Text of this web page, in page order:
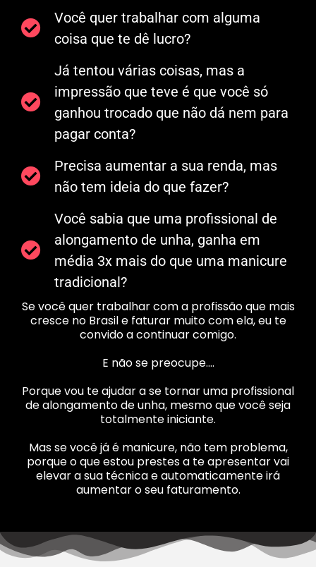
Você quer trabalhar com alguma
coisa que te dê lucro?
Já tentou várias coisas, mas a
impressão que teve é que você só
ganhou trocado que não dá nem para
pagar conta?
Precisa aumentar a sua renda, mas
não tem ideia do que fazer?
Você sabia que uma profissional de
alongamento de unha, ganha em
média 3x mais do que uma manicure
tradicional?
Se você quer trabalhar com a profissão que mais
cresce no Brasil e faturar muito com ela, eu te
convido a continuar comigo.
E não se preocupe….
Porque vou te ajudar a se tornar uma profissional
de alongamento de unha, mesmo que você seja
totalmente iniciante.
Mas se você já é manicure, não tem problema,
porque o que estou prestes a te apresentar vai
elevar a sua técnica e automaticamente irá
aumentar o seu faturamento.